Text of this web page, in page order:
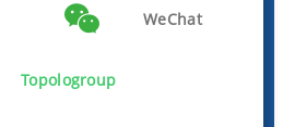
WeChat
Topologroup